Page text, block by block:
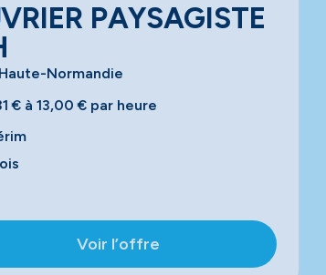
PAYSAGISTE
Normandie
€ à 13,00 € par heure
Voir l’offre